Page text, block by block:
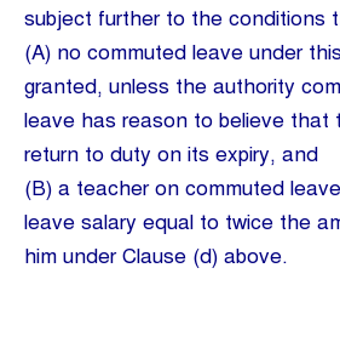
subject further to the conditions
(A) no commuted leave under
granted, unless the authority
leave has reason to believe that
return to duty on its expiry, and
(B) a teacher on commuted
leave salary equal to twice the
him under Clause (d) above.